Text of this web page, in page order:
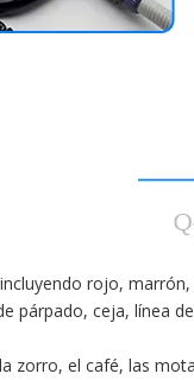
rojo, marrón,
párpado, ceja, línea
zorro, el café, las